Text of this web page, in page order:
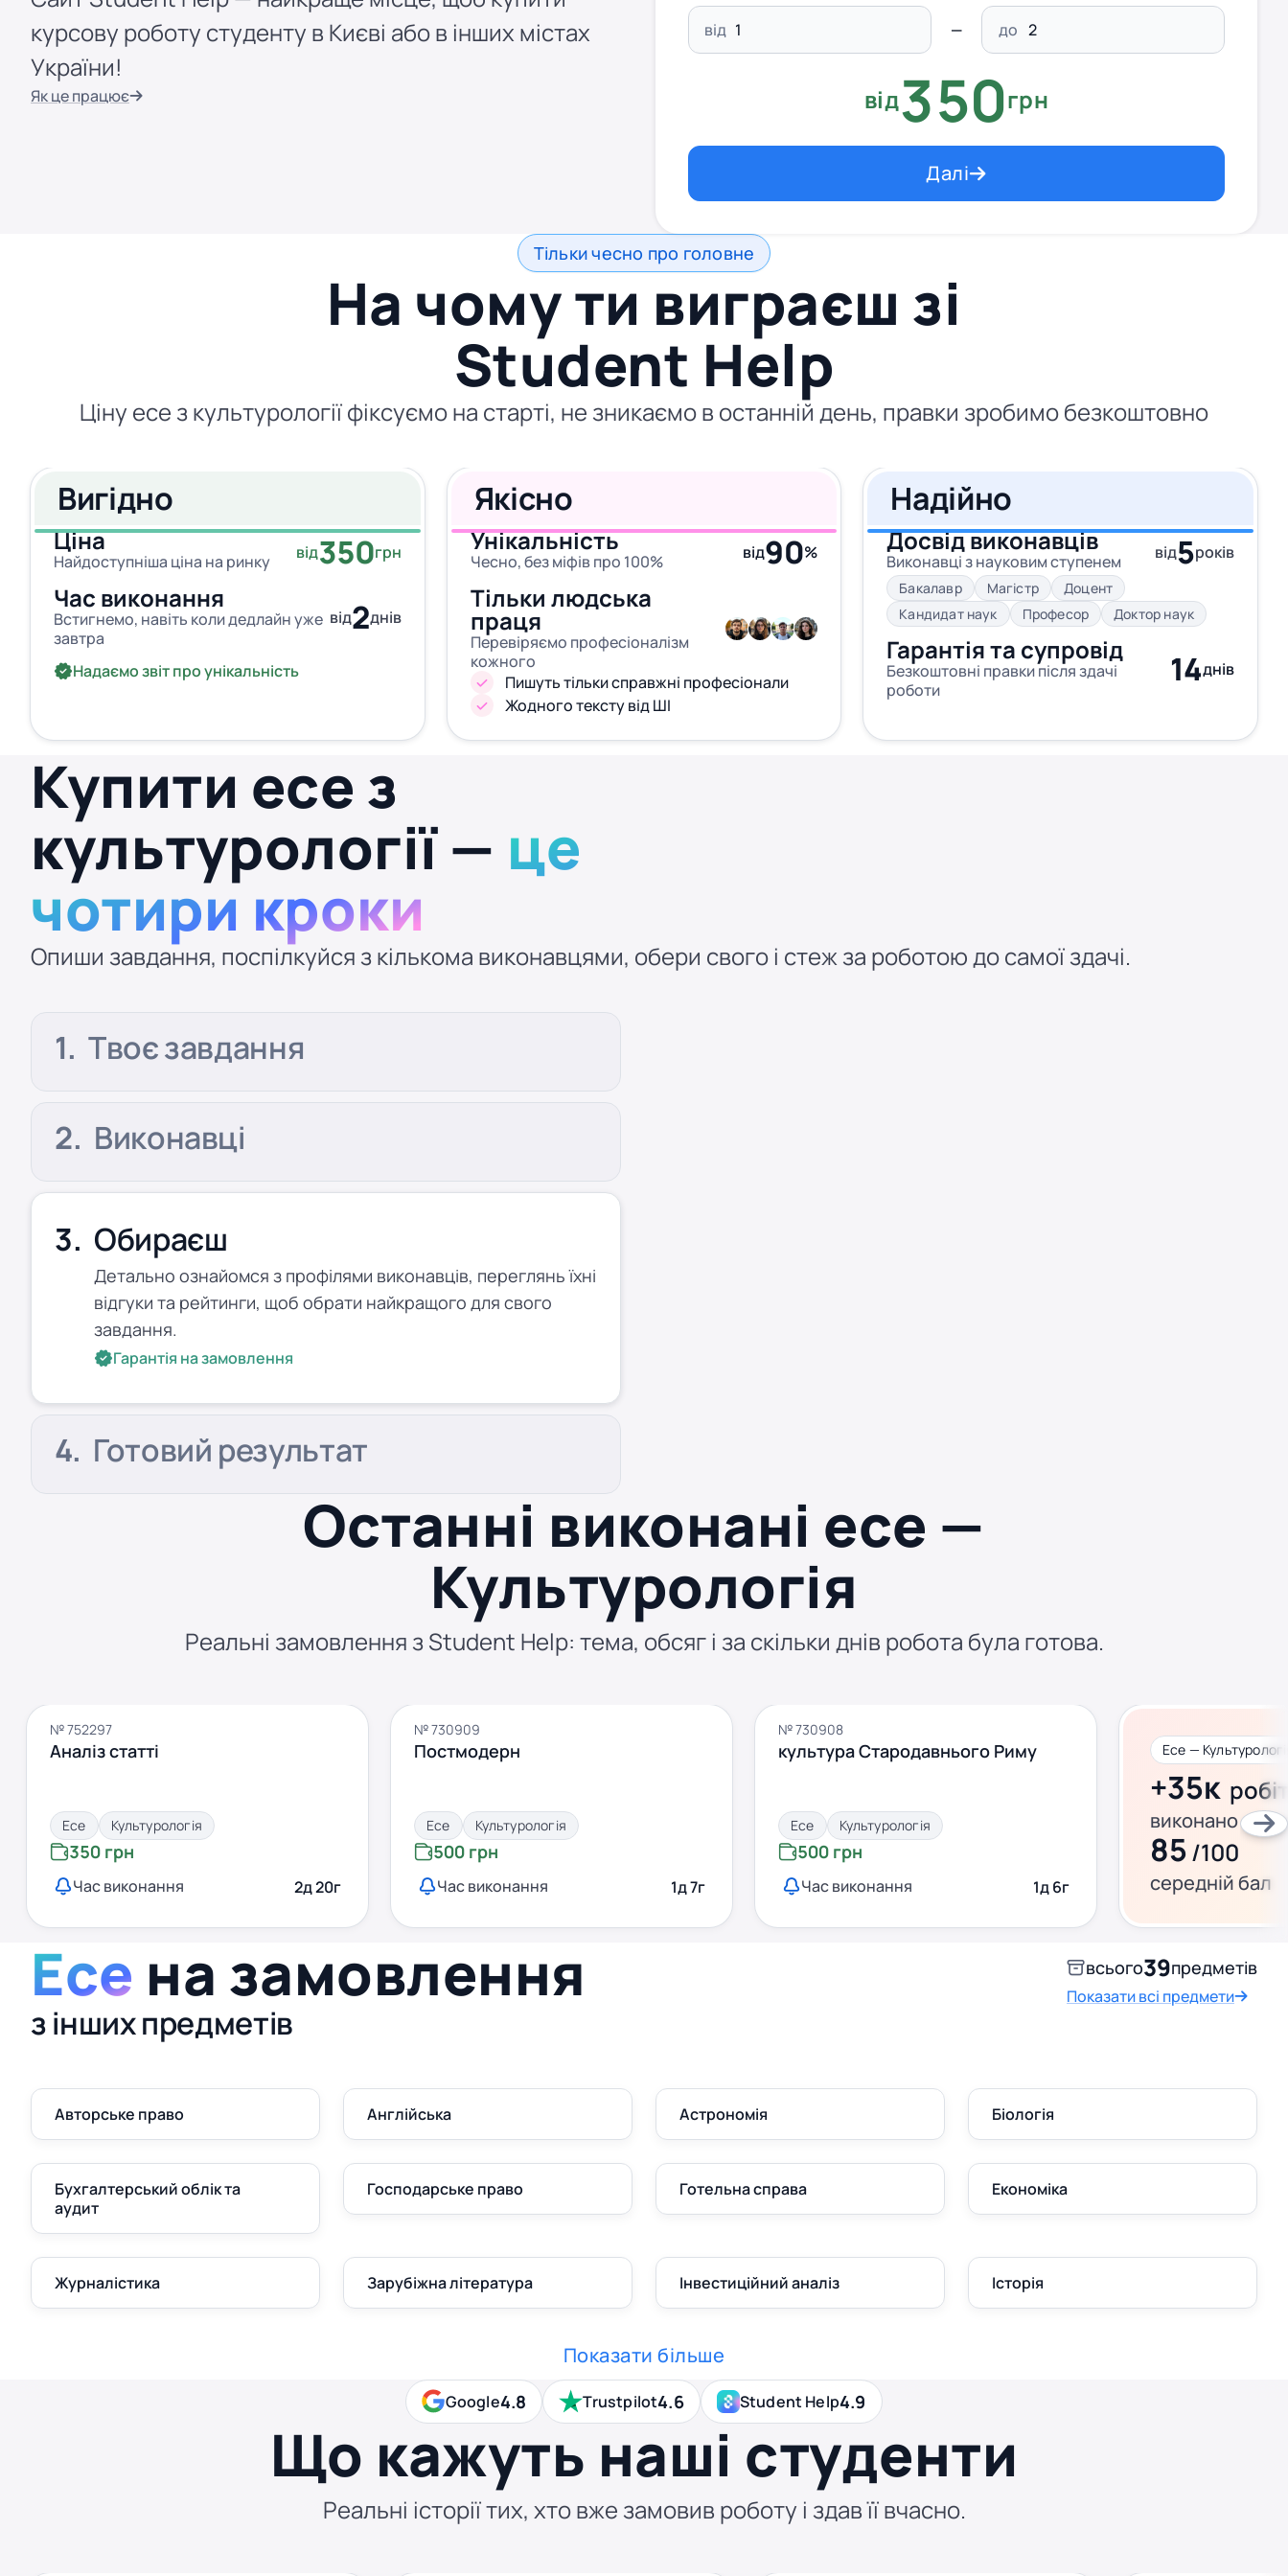
курсову роботу студенту в Києві або в інших містах
України!
Як це працює
від до
від350грн
Далі
Тільки чесно про головне
На чому ти виграєш зі
Student Help
Ціну есе з культурології фіксуємо на старті, не зникаємо в останній день, правки зробимо безкоштовно
Вигідно
Ціна
Найдоступніша ціна на ринку від350грн
Час виконання
Встигнемо, навіть коли дедлайн уже
завтра
від2днів
Надаємо звіт про унікальність
Якісно
Унікальність
Чесно, без міфів про 100% від90%
Тільки людська
праця
Перевіряємо професіоналізм
кожного
Пишуть тільки справжні професіонали
Жодного тексту від ШІ
Надійно
Досвід виконавців
Виконавці з науковим ступенем від5років
Бакалавр Магістр
Доцент
Кандидат наук
Професор Доктор наук
Гарантія та супровід
Безкоштовні правки після здачі
роботи
14днів
Купити есе з
культурології — це
чотири кроки
Опиши завдання, поспілкуйся з кількома виконавцями, обери свого і стеж за роботою до самої здачі.
Твоє завдання
Виконавці
Обираєш
Детально ознайомся з профілями виконавців, переглянь їхні
відгуки та рейтинги, щоб обрати найкращого для свого
завдання.
Гарантія на замовлення
Готовий результат
Останні виконані есе —
Культурологія
Реальні замовлення з Student Help: тема, обсяг і за скільки днів робота була готова.
№ 752297
Аналіз статті
Есе Культурологія
350 грн
Час виконання 2д 20г
№ 730909
Постмодерн
Есе Культурологія
500 грн
Час виконання 1д 7г
№ 730908
культура Стародавнього Риму
Есе Культурологія
500 грн
Час виконання 1д 6г
Есе —
+35к
виконано за
85/100
середній бал
Есе на замовлення
з інших предметів
всього39предметів
Показати всі предмети
Авторське право Англійська Астрономія Біологія
Бухгалтерський облік та
аудит
Господарське право Готельна справа Економіка
Журналістика Зарубіжна література Інвестиційний аналіз Історія
Показати більше
Google4.8 Trustpilot4.6 Student Help4.9
Що кажуть наші студенти
Реальні історії тих, хто вже замовив роботу і здав її вчасно.